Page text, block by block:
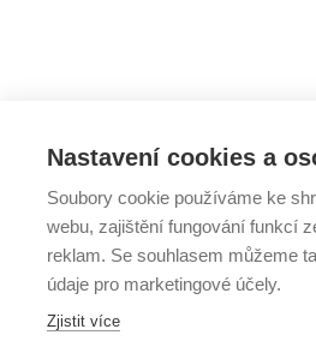
Nastavení cookies a
Soubory cookie používáme ke
webu, zajištění fungování funkcí
reklam. Se souhlasem můžeme
údaje pro marketingové účely.
Zjistit více